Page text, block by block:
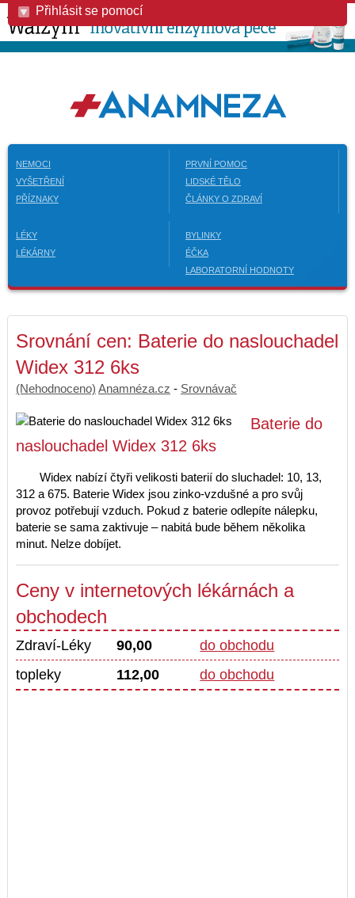
Přihlásit se pomocí
NEMOCI
VYŠETŘENÍ
PŘÍZNAKY
PRVNÍ POMOC
LIDSKÉ TĚLO
ČLÁNKY O ZDRAVÍ
LÉKY
LÉKÁRNY
BYLINKY
ÉČKA
LABORATORNÍ HODNOTY
Srovnání cen: Baterie do naslouchadel
Widex 312 6ks
(Nehodnoceno) Anamnéza.cz - Srovnávač
Baterie do
naslouchadel Widex 312 6ks
Widex nabízí čtyři velikosti baterií do sluchadel: 10, 13,
312 a 675. Baterie Widex jsou zinko-vzdušné a pro svůj
provoz potřebují vzduch. Pokud z baterie odlepíte nálepku,
baterie se sama zaktivuje – nabitá bude během několika
minut. Nelze dobíjet.
Ceny v internetových lékárnách a
obchodech
Zdraví-Léky 90,00
do obchodu
topleky
112,00 do obchodu